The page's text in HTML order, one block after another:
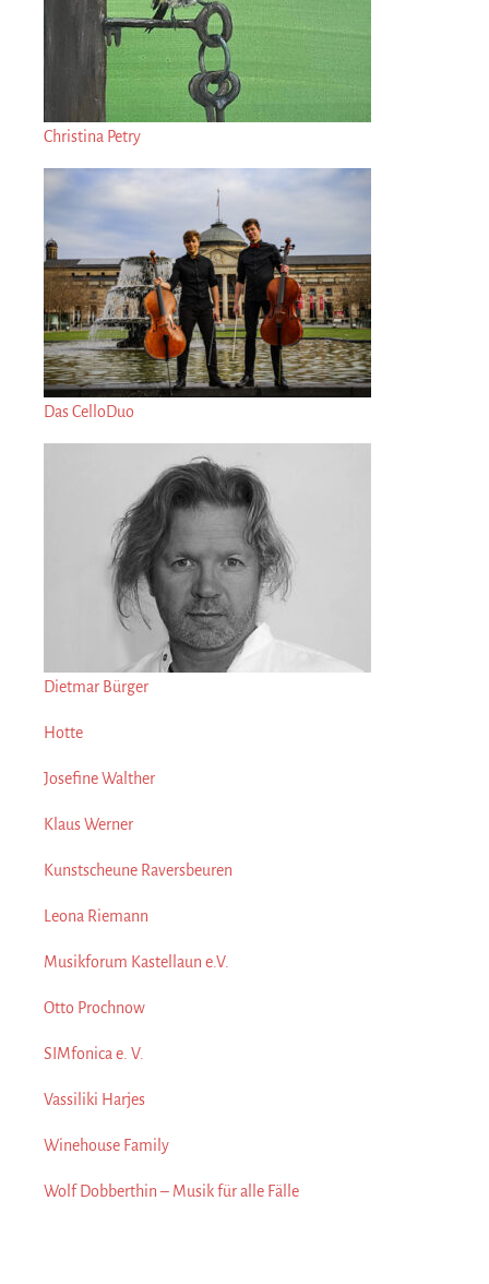
Christina Petry
Das CelloDuo
Dietmar Bürger
Hotte
Josefine Walther
Klaus Werner
Kunstscheune Raversbeuren
Leona Riemann
Musikforum Kastellaun e.V.
Otto Prochnow
SIMfonica e. V.
Vassiliki Harjes
Winehouse Family
Wolf Dobberthin – Musik für alle Fälle